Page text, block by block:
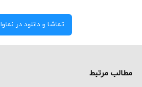
تماشا و دانلود در نماوا
مطالب مرتبط